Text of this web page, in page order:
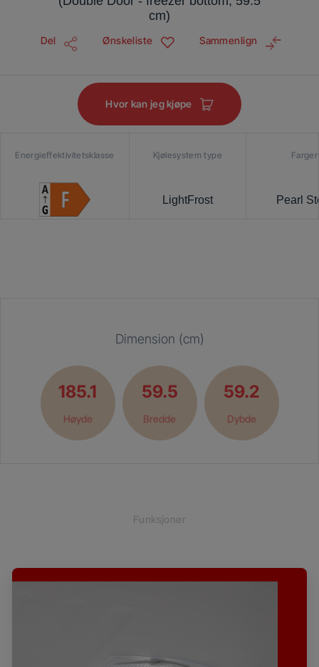
cm)
Del Ønskeliste Sammenlign
Hvor kan jeg kjøpe
Energieffektivitetsklasse Kjølesystem type
LightFrost
Farger
Pearl
Dimension (cm)
185.1
Høyde
59.5
Bredde
59.2
Dybde
Funksjoner